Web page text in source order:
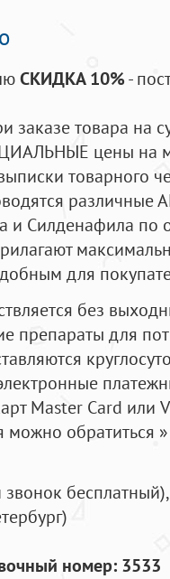
СКИДКА 10%-
заказе товара на
цены на
товарного
и Силденафила по
для
без
препараты для
Master Card или
можно обратиться
звонок бесплатный),
номер: 3533